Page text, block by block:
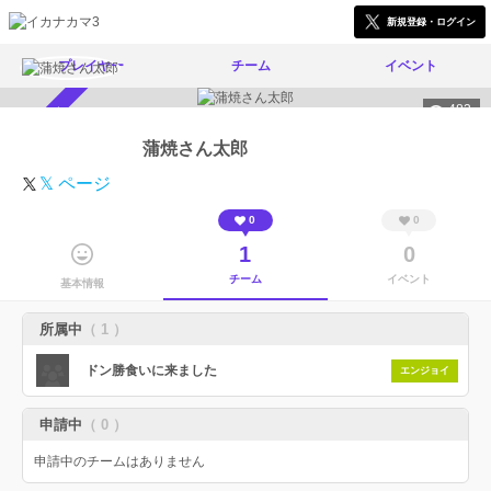
新規登録・ログイン
プレイヤー チーム イベント
483
蒲焼さん太郎
𝕏 ページ
基本情報
0
1
チーム
0
0
イベント
所属中 （ 1 ）
ドン勝食いに来ました エンジョイ
申請中 （ 0 ）
申請中のチームはありません